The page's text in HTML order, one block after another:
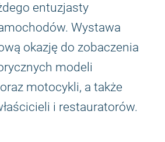
entuzjasty
Wystawa
okazję do zobaczenia
modeli
motocykli, a także
i restauratorów.